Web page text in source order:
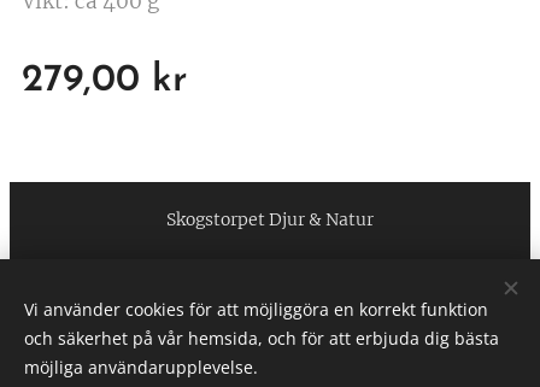
279,00 kr
Skogstorpet Djur & Natur
Cookies
Vi använder cookies för att möjliggöra en korrekt funktion
och säkerhet på vår hemsida, och för att erbjuda dig bästa
möjliga användarupplevelse.